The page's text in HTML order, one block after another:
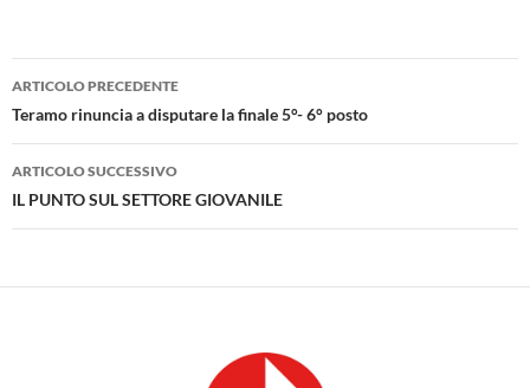
Navigazione
articolo
ARTICOLO PRECEDENTE
Teramo rinuncia a disputare la finale 5°- 6° posto
ARTICOLO SUCCESSIVO
IL PUNTO SUL SETTORE GIOVANILE